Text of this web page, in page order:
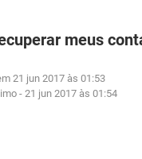
meus
21 jun 2017 às 01:53
-21 jun 2017 às 01:54